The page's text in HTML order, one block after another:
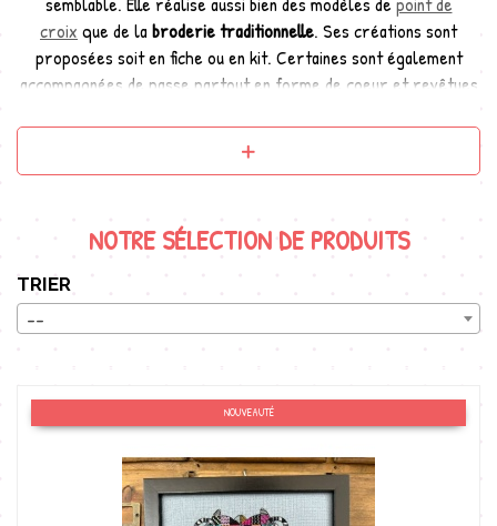
croix que de la broderie traditionnelle. Ses créations sont
proposées soit en fiche ou en kit. Certaines sont également
accompagnées de passe partout en forme de coeur et revêtues
Broder, c’est aussi s’offrir un moment
travers mes créations, me remplit de
NOTRE SÉLECTION DE PRODUITS
TRIER
--
NOUVEAUTÉ